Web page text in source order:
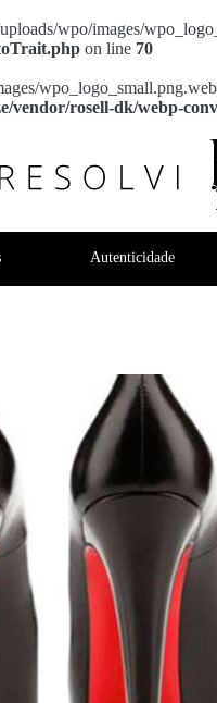
wpo/images/
on line 70
vendor/rosell-dk/webp-
Resolvi Desapegar
Autenticidade